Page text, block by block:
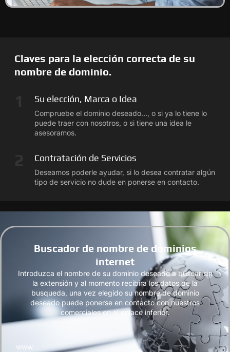
Claves para la elección correcta de su
nombre de dominio.
Su elección, Marca o Idea
Compruebe el dominio deseado..., o si ya lo tiene lo
puede traer con nosotros, o si tiene una idea le
asesoramos.
Contratación de Servicios
Deseamos poderle ayudar, si lo desea contratar algún
tipo de servicio no dude en ponerse en contacto.
Buscador de nombre de dominios
internet
Introduzca el nombre de su dominio deseado a buscar sin
la extensión y al momento recibira los datos de la
busqueda, una vez elegido su nombre de dominio
deseado puede ponerse en contacto con nuestros
comerciales en el enlace inferior.
www.